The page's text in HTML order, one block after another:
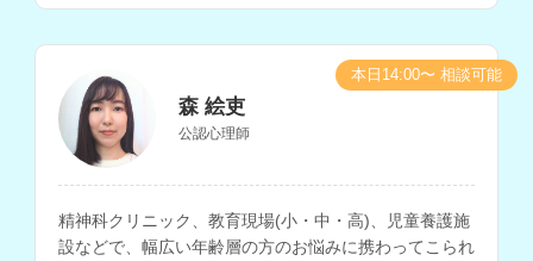
森 絵吏
公認心理師
精神科クリニック、教育現場(小・中・高)、児童養護施
設などで、幅広い年齢層の方のお悩みに携わってこられ
本日14:00〜 相談可能